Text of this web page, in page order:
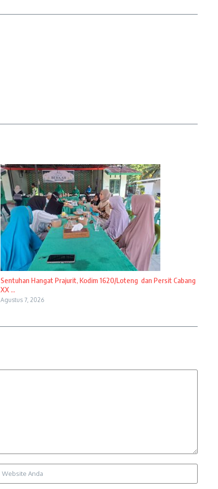
Sentuhan Hangat Prajurit, Kodim 1620/Loteng dan Persit Cabang
XX ...
Agustus 7, 2026